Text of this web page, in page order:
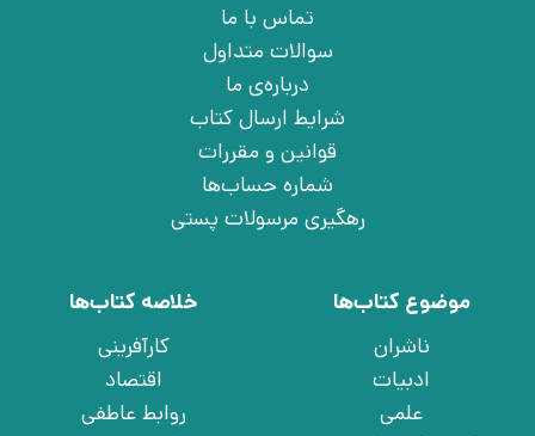
تماس با ما
سوالات متداول
درباره‌ی ما
شرایط ارسال کتاب
قوانین و مقررات
شماره حساب‌ها
رهگیری مرسولات پستی
موضوع کتاب‌ها
ناشران
ادبیات
علمی
خلاصه کتاب‌ها
کارآفرینی
اقتصاد
روابط عاطفی